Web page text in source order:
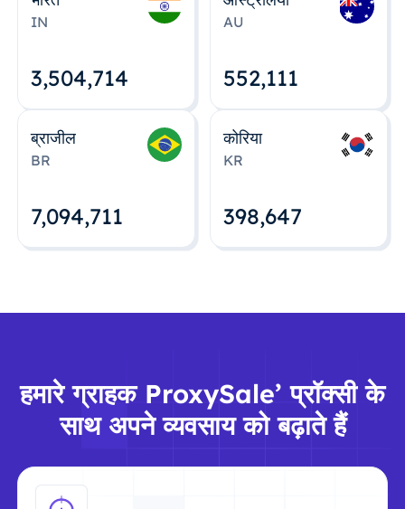
IN
3,504,715
AU
552,112
ब्राजील
BR
7,094,712
कोरिया
KR
398,648
हमारे ग्राहक ProxySale’ प्रॉक्सी के
साथ अपने व्यवसाय को बढ़ाते हैं